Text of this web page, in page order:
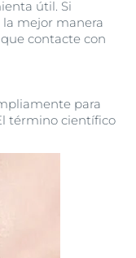
útil. Si
la mejor manera
contacte con
para
término científico